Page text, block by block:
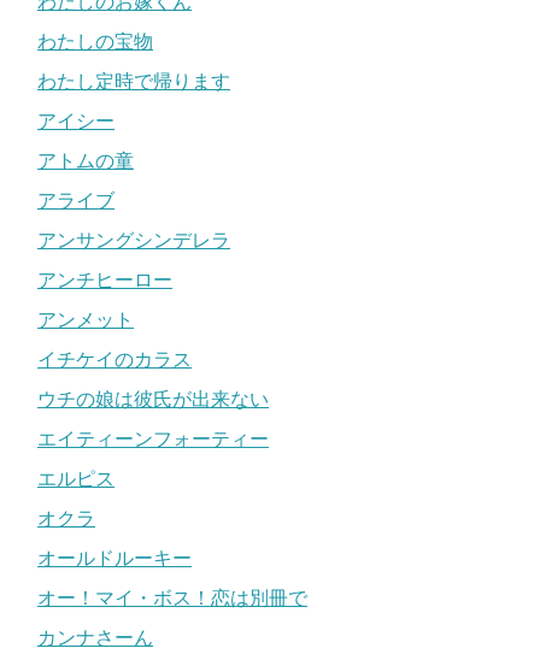
わたしの宝物
わたし定時で帰ります
アイシー
アトムの童
アライブ
アンサングシンデレラ
アンチヒーロー
アンメット
イチケイのカラス
ウチの娘は彼氏が出来ない
エイティーンフォーティー
エルピス
オクラ
オールドルーキー
オー！マイ・ボス！恋は別冊で
カンナさーん